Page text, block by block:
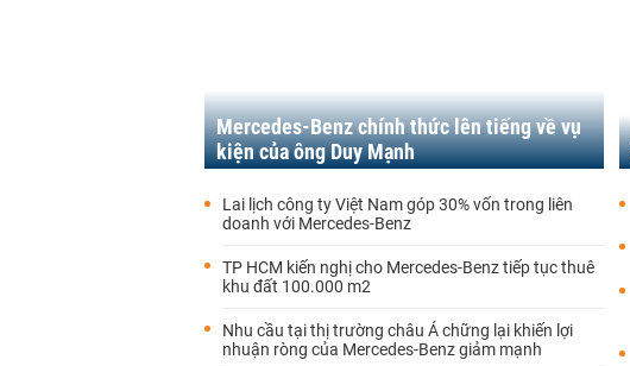
Mercedes-Benz chính thức lên tiếng về vụ
kiện của ông Duy Mạnh
Lai lịch công ty Việt Nam góp 30% vốn trong liên
doanh với Mercedes-Benz
TP HCM kiến nghị cho Mercedes-Benz tiếp tục thuê
khu đất 100.000 m2
Nhu cầu tại thị trường châu Á chững lại khiến lợi
nhuận ròng của Mercedes-Benz giảm mạnh